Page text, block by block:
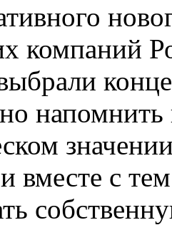
компаний
вместе с